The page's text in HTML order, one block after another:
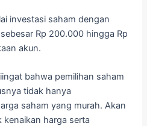
investasi saham dengan
Rp 200.000 hingga Rp
akun.
bahwa pemilihan saham
tidak hanya
saham yang murah. Akan
kenaikan harga serta